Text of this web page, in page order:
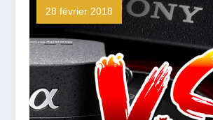
28 février 2018